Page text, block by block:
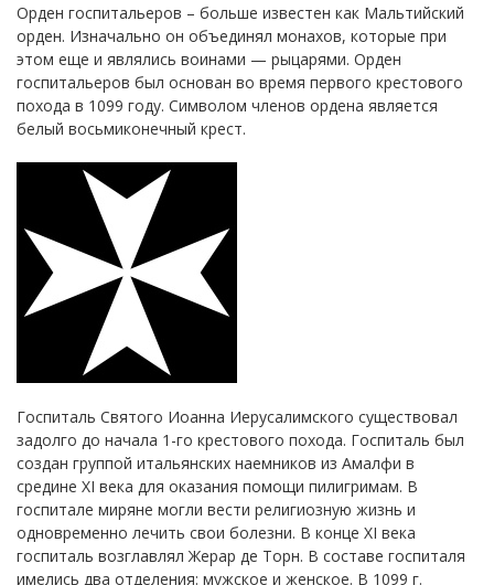
Орден госпитальеров – больше известен как Мальтийский
орден. Изначально он объединял монахов, которые при
этом еще и являлись воинами — рыцарями. Орден
госпитальеров был основан во время первого крестового
похода в 1099 году. Символом членов ордена является
белый восьмиконечный крест.
Госпиталь Святого Иоанна Иерусалимского существовал
задолго до начала 1-го крестового похода. Госпиталь был
создан группой итальянских наемников из Амалфи в
средине XI века для оказания помощи пилигримам. В
госпитале миряне могли вести религиозную жизнь и
одновременно лечить свои болезни. В конце XI века
госпиталь возглавлял Жерар де Торн. В составе госпиталя
имелись два отделения: мужское и женское. В 1099 г.